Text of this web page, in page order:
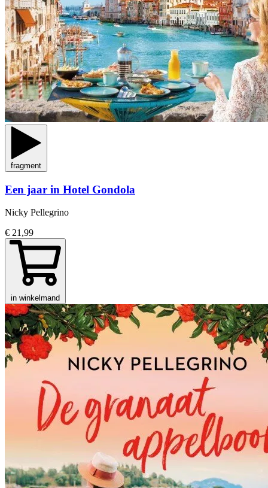
fragment
Een jaar in Hotel Gondola
Nicky Pellegrino
€ 21,99
in winkelmand